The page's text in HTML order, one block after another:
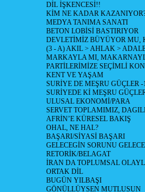
DİL İŞKENCESİ!!
KİM NE KADAR
MEDYA TANIMA SANATI
BETON LOBİSİ BASTIRIYOR
DEVLETİMİZ BÜYÜYOR MU,
(3 - A) AKIL > AHLAK >
MARKAYLA MI,
PARTİLERİMİZE SEÇİMLİ
KENT VE YAŞAM
SURİYE DE MEŞRU GÜÇLER -
SURİYEDE Kİ MEŞRU
ULUSAL EKONOMİ/PARA
SERVET TOPLAMIMIZ,
AFRİN’E KÜRESEL BAKIŞ
OHAL, NE HAL?
BAŞARI/SİYASİ BAŞARI
GELECEGİN SORUNU
RETORİK/BELAGAT
İRAN DA TOPLUMSAL
ORTAK DİL
BUGÜN YILBAŞI
GÖNÜLLÜYSEN MUTLUSUN